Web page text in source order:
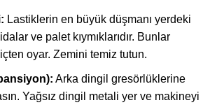
Lastiklerin en büyük düşmanı yerdeki
ve palet kıymıklarıdır. Bunlar
oyar. Zemini temiz tutun.
Arka dingil gresörlüklerine
Yağsız dingil metali yer ve makineyi